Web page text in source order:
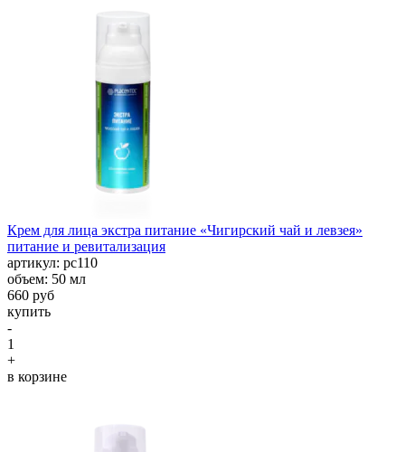
Крем для лица экстра питание «Чигирский чай и левзея»
питание и ревитализация
aртикул: рс110
объем: 50 мл
660 руб
купить
-
1
+
в корзине